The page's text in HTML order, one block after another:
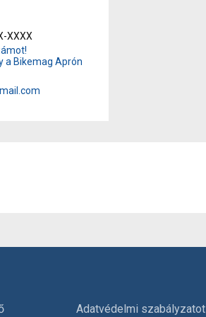
XXXX
a Bikemag Aprón
Adatvédelmi szabályzatot